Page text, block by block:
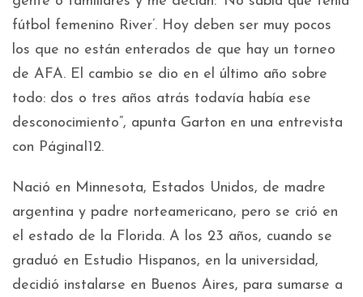
fútbol femenino River’. Hoy deben ser muy pocos
los que no están enterados de que hay un torneo
de AFA. El cambio se dio en el último año sobre
todo: dos o tres años atrás todavía había ese
desconocimiento”, apunta Garton en una entrevista
con PáginaI12.
Nació en Minnesota, Estados Unidos, de madre
argentina y padre norteamericano, pero se crió en
el estado de la Florida. A los 23 años, cuando se
graduó en Estudio Hispanos, en la universidad,
decidió instalarse en Buenos Aires, para sumarse a